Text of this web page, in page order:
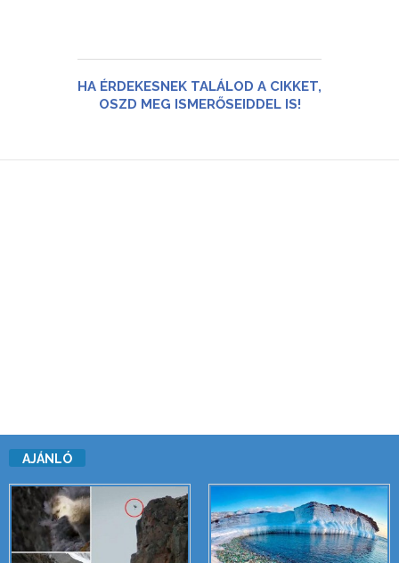
HA ÉRDEKESNEK TALÁLOD A CIKKET,
OSZD MEG ISMERŐSEIDDEL IS!
AJÁNLÓ